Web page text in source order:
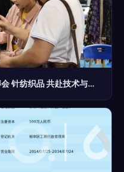
2020年，我们一起相约浙江纺博会 针纺织品 共赴技术与时尚的交融之旅